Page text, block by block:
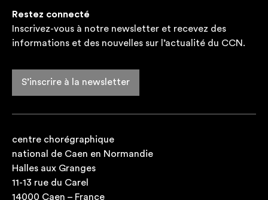
Restez connecté
Inscrivez-vous à notre newsletter et recevez des
informations et des nouvelles sur l’actualité du CCN.
S’inscrire à la newsletter
centre chorégraphique
national de Caen en Normandie
Halles aux Granges
11-13 rue du Carel
14000 Caen – France